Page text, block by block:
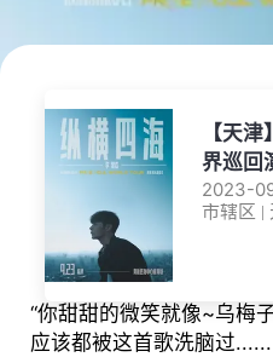
【天
界巡回
2023-
市辖区 |
“你甜甜的微笑就像~乌梅
应该都被这首歌洗脑过......